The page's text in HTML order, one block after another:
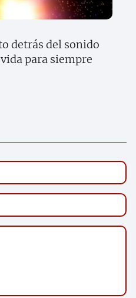
detrás del sonido
para siempre